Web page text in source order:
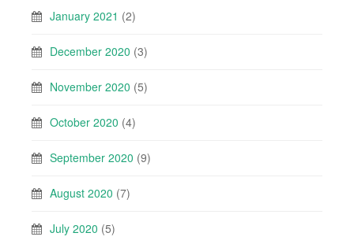
January 2021 (2)
December 2020 (3)
November 2020 (5)
October 2020 (4)
September 2020 (9)
August 2020 (7)
July 2020 (5)